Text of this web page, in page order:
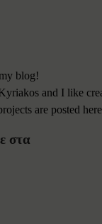
blog!
and I like
are posted
στα